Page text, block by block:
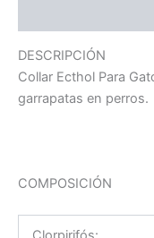
DESCRIPCIÓN
Collar Ecthol Para
garrapatas en perros.
COMPOSICIÓN